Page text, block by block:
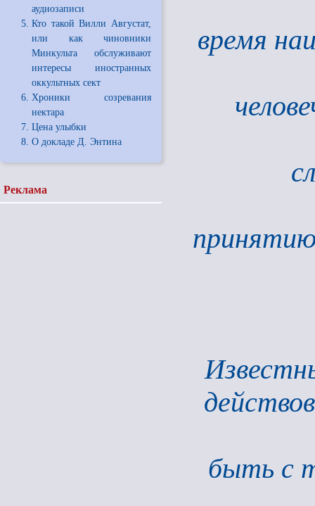
аудиозаписи
Кто такой Вилли Августат,
или как чиновники
Минкульта обслуживают
интересы иностранных
оккультных сект
Хроники созревания
нектара
Цена улыбки
О докладе Д. Энтина
Реклама
время
быть с